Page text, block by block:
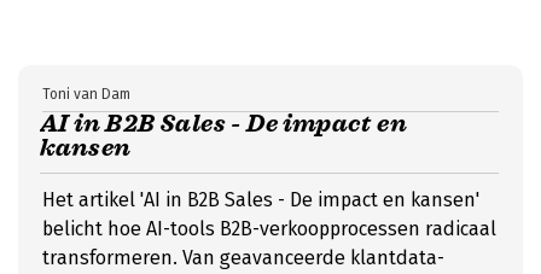
AI in B2B Sales - De impact en
kansen
Toni van Dam
Het artikel 'AI in B2B Sales - De impact en kansen'
belicht hoe AI-tools B2B-verkoopprocessen radicaal
transformeren. Van geavanceerde klantdata-